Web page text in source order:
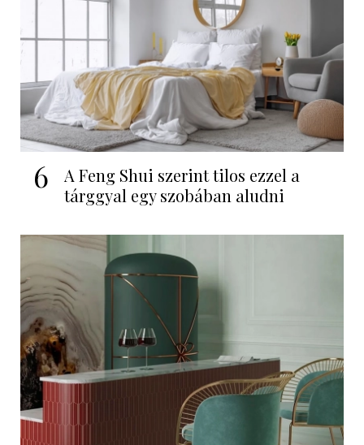
6
A Feng Shui szerint tilos ezzel a
tárggyal egy szobában aludni